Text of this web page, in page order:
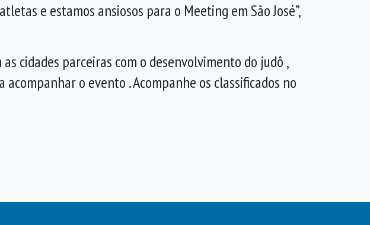
e estamos ansiosos para o Meeting em São José”,
cidades parceiras com o desenvolvimento do judô ,
o evento . Acompanhe os classificados no